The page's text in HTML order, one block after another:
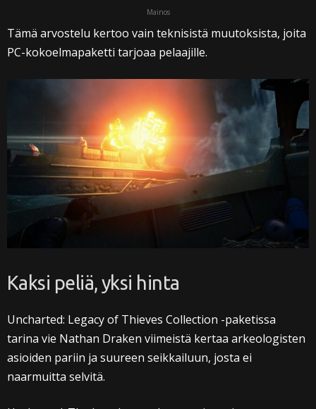
Mainos
Tämä arvostelu kertoo vain teknisistä muutoksista, joita
PC-kokoelmapaketti tarjoaa pelaajille.
Kaksi peliä, yksi hinta
Uncharted: Legacy of Thieves Collection -paketissa
tarina vie Nathan Draken viimeistä kertaa arkeologisten
asioiden pariin ja suureen seikkailuun, josta ei
naarmuitta selvitä.